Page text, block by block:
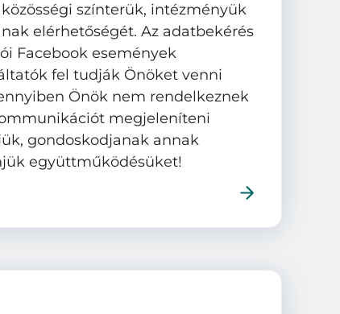
színterük, intézményük
elérhetőségét. Az adatbekérés
Facebook események
fel tudják Önöket venni
Önök nem rendelkeznek
megjeleníteni
gondoskodjanak annak
együttműködésüket!